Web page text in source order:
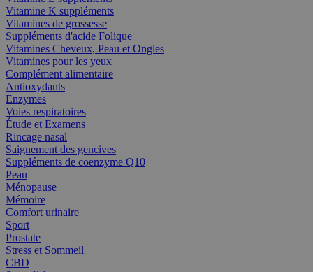
Vitamine K suppléments
Vitamines de grossesse
Suppléments d'acide Folique
Vitamines Cheveux, Peau et Ongles
Vitamines pour les yeux
Complément alimentaire
Antioxydants
Enzymes
Voies respiratoires
Étude et Examens
Rincage nasal
Saignement des gencives
Suppléments de coenzyme Q10
Peau
Ménopause
Mémoire
Comfort urinaire
Sport
Prostate
Stress et Sommeil
CBD